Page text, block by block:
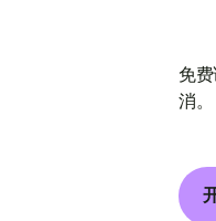
免
消。